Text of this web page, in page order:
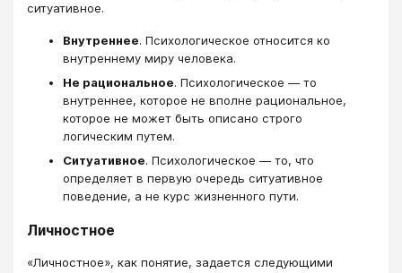
ситуативное.
Внутреннее. Психологическое относится ко
внутреннему миру человека.
Не рациональное. Психологическое — то
внутреннее, которое не вполне рациональное,
которое не может быть описано строго
логическим путем.
Ситуативное. Психологическое — то, что
определяет в первую очередь ситуативное
поведение, а не курс жизненного пути.
Личностное
«Личностное», как понятие, задается следующими